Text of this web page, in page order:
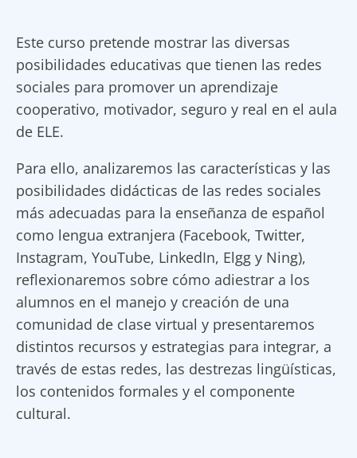
Este curso pretende mostrar las diversas
posibilidades educativas que tienen las redes
sociales para promover un aprendizaje
cooperativo, motivador, seguro y real en el aula
de ELE.
Para ello, analizaremos las características y las
posibilidades didácticas de las redes sociales
más adecuadas para la enseñanza de español
como lengua extranjera (Facebook, Twitter,
Instagram, YouTube, LinkedIn, Elgg y Ning),
reflexionaremos sobre cómo adiestrar a los
alumnos en el manejo y creación de una
comunidad de clase virtual y presentaremos
distintos recursos y estrategias para integrar, a
través de estas redes, las destrezas lingüísticas,
los contenidos formales y el componente
cultural.